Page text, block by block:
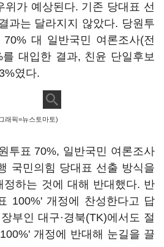
위가 예상된다. 기존 당대표 선
과는 달라지지 않았다. 당원투
대 일반국민 여론조사(전
대입한 결과, 친윤 단일후보
였다.
래픽=뉴스토마토)
투표 70%, 일반국민 여론조사
국민의힘 당대표 선출 방식을
정하는 것에 대해 반대했다. 반
100%' 개정에 찬성한다고 답
부인 대구·경북(TK)에서도 절
개정에 반대해 눈길을 끌